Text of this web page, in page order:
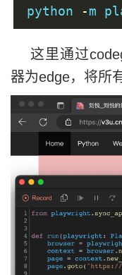
python -m
这里通过
器为edge，将所